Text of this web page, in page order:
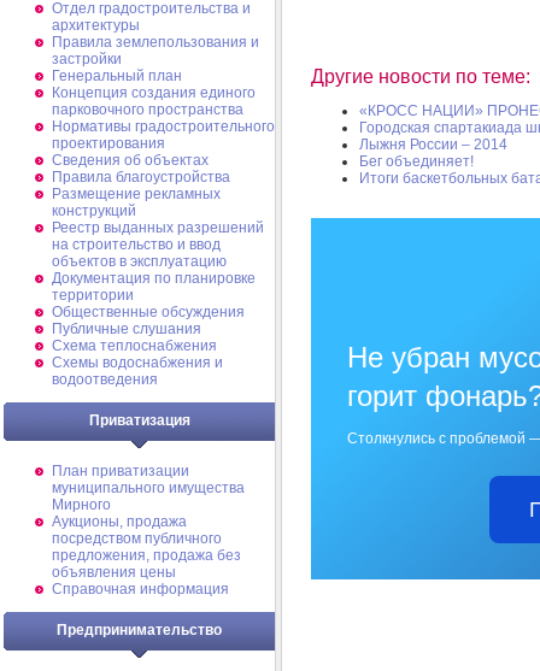
Отдел градостроительства и
архитектуры
Правила землепользования и
застройки
Генеральный план
Концепция создания единого
парковочного пространства
Нормативы градостроительного
проектирования
Сведения об объектах
Правила благоустройства
Размещение рекламных
конструкций
Реестр выданных разрешений
на строительство и ввод
объектов в эксплуатацию
Документация по планировке
территории
Общественные обсуждения
Публичные слушания
Схема теплоснабжения
Схемы водоснабжения и
водоотведения
Приватизация
План приватизации
муниципального имущества
Мирного
Аукционы, продажа
посредством публичного
предложения, продажа без
объявления цены
Справочная информация
Предпринимательство
Другие новости по теме:
«КРОСС НАЦИИ»
Городская спартакиада
Лыжня России – 2014
Бег объединяет!
Итоги баскетбольных
Не убран
горит
Столкнулись с проблемой